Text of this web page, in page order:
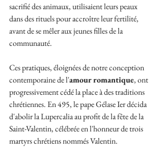
sacrifié des animaux, utilisaient leurs peaux
dans des rituels pour accroître leur fertilité,
avant de se mêler aux jeunes filles de la
communauté.
Ces pratiques, éloignées de notre conception
contemporaine de l'amour romantique, ont
progressivement cédé la place à des traditions
chrétiennes. En 495, le pape Gélase Ier décida
d'abolir la Lupercalia au profit de la fête de la
Saint-Valentin, célébrée en l'honneur de trois
martyrs chrétiens nommés Valentin.